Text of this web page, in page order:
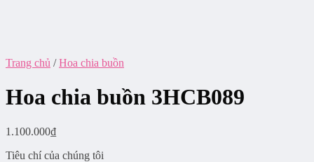
Trang chủ / Hoa chia buồn
Hoa chia buồn 3HCB089
1.100.000₫
Tiêu chí của chúng tôi